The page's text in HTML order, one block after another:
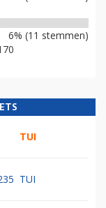
6% (11 stemmen)
TUI
TUI